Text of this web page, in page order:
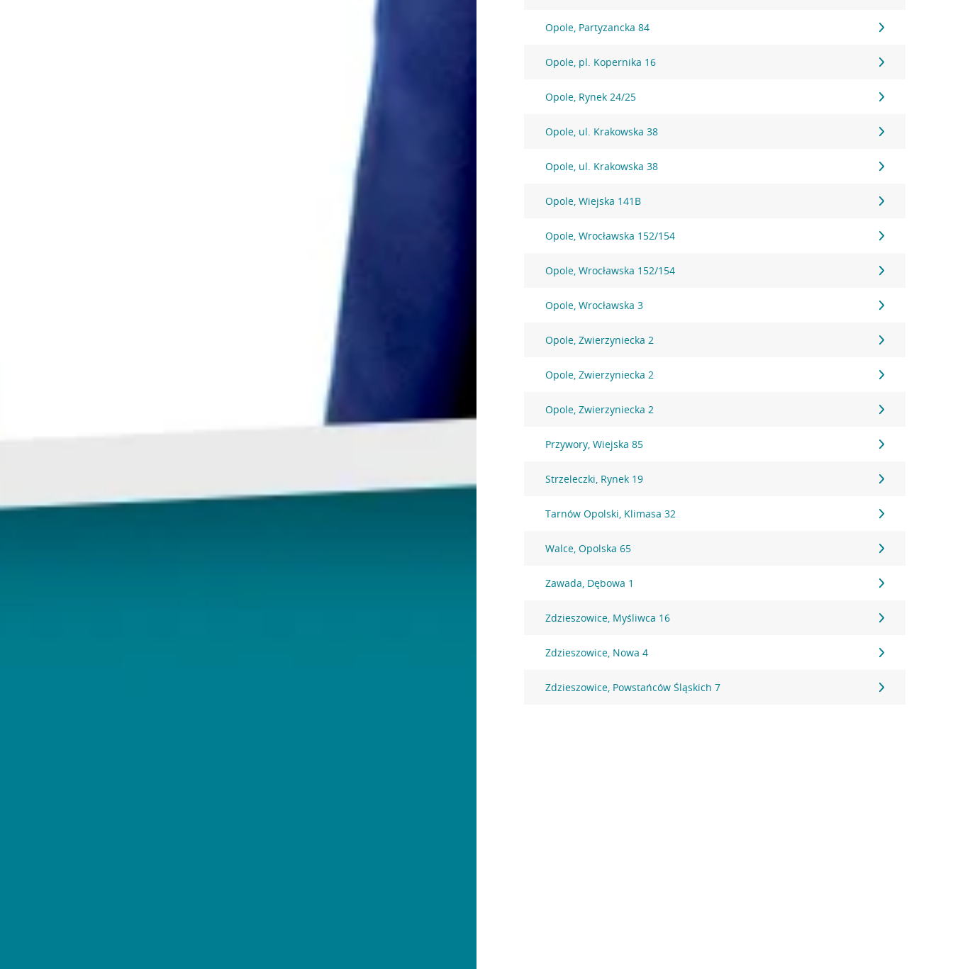
Opole, Partyzancka 84
Opole, pl. Kopernika 16
Opole, Rynek 24/25
Opole, ul. Krakowska 38
Opole, ul. Krakowska 38
Opole, Wiejska 141B
Opole, Wrocławska 152/154
Opole, Wrocławska 152/154
Opole, Wrocławska 3
Opole, Zwierzyniecka 2
Opole, Zwierzyniecka 2
Opole, Zwierzyniecka 2
Przywory, Wiejska 85
Strzeleczki, Rynek 19
Tarnów Opolski, Klimasa 32
Walce, Opolska 65
Zawada, Dębowa 1
Zdzieszowice, Myśliwca 16
Zdzieszowice, Nowa 4
Zdzieszowice, Powstańców Śląskich 7